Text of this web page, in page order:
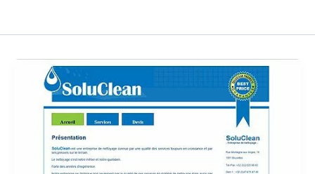
Constitution
de
site
web
Soluclean-